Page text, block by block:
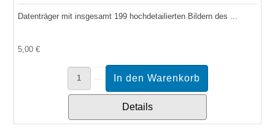
Datenträger mit insgesamt 199 hochdetailierten Bildern des ...
5,00 €
Details